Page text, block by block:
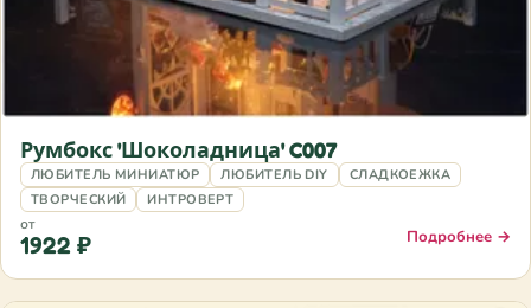
Румбокс 'Шоколадница' C007
ЛЮБИТЕЛЬ МИНИАТЮР ЛЮБИТЕЛЬ DIY
СЛАДКОЕЖКА
ТВОРЧЕСКИЙ
ИНТРОВЕРТ
от
1922 ₽ Подробнее →